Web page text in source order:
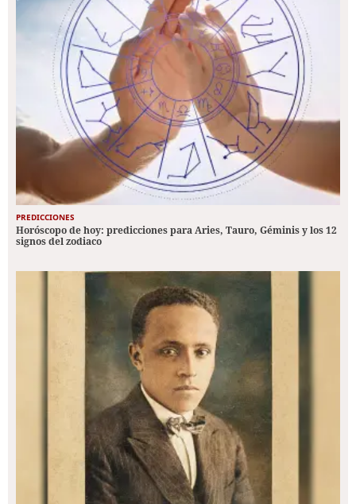
PREDICCIONES
Horóscopo de hoy: predicciones para Aries, Tauro, Géminis y los 12
signos del zodiaco